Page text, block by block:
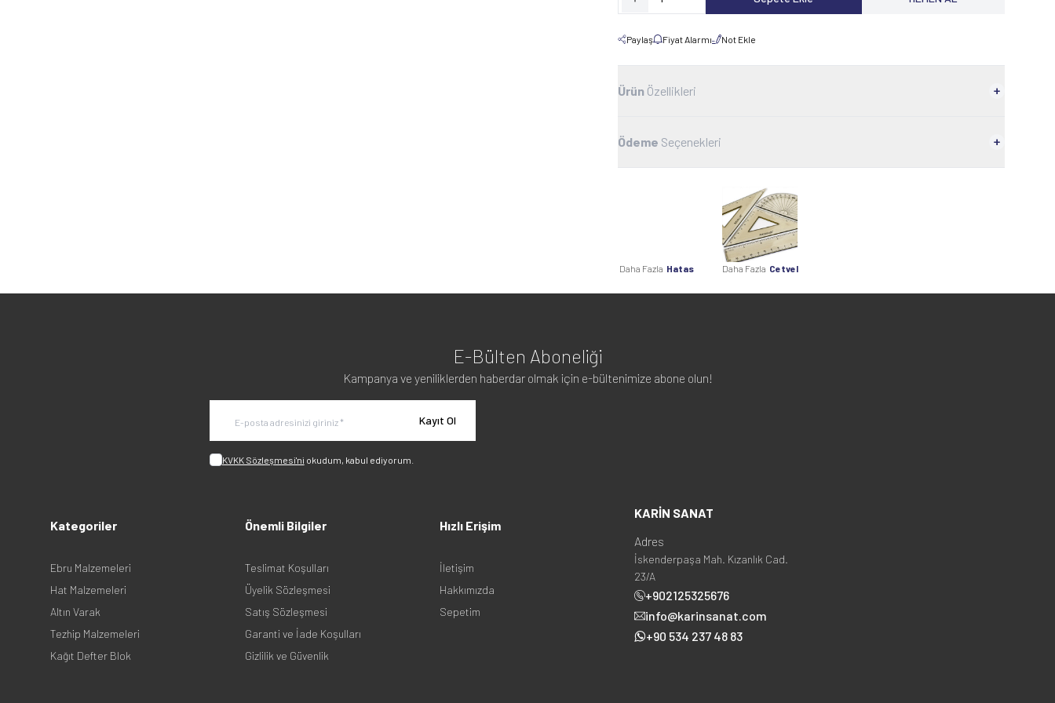
Paylaş Fiyat Alarmı Not Ekle
Ürün Özellikleri
Ödeme Seçenekleri
Daha Fazla Hatas Daha Fazla Cetvel
E-Bülten Aboneliği
Kampanya ve yeniliklerden haberdar olmak için e-bültenimize abone olun!
Kayıt Ol
KVKK Sözleşmesi'ni okudum, kabul ediyorum.
Kategoriler
Ebru Malzemeleri
Hat Malzemeleri
Altın Varak
Tezhip Malzemeleri
Kağıt Defter Blok
Önemli Bilgiler
Teslimat Koşulları
Üyelik Sözleşmesi
Satış Sözleşmesi
Garanti ve İade Koşulları
Gizlilik ve Güvenlik
Hızlı Erişim
İletişim
Hakkımızda
Sepetim
KARİN SANAT
Adres
İskenderpaşa Mah. Kızanlık Cad.
23/A
+902125325676
info@karinsanat.com
+90 534 237 48 83